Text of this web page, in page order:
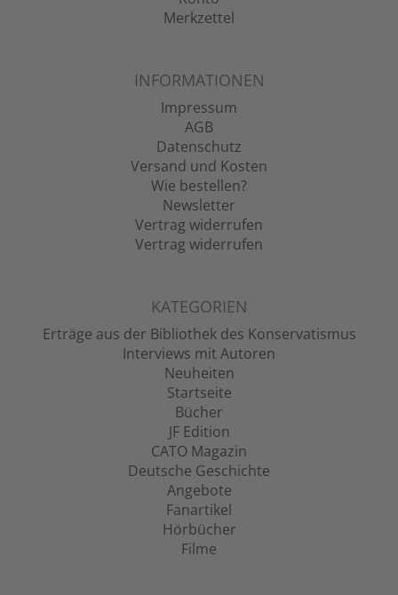
Merkzettel
INFORMATIONEN
Impressum
AGB
Datenschutz
Versand und Kosten
Wie bestellen?
Newsletter
Vertrag widerrufen
Vertrag widerrufen
KATEGORIEN
Erträge aus der Bibliothek des Konservatismus
Interviews mit Autoren
Neuheiten
Startseite
Bücher
JF Edition
CATO Magazin
Deutsche Geschichte
Angebote
Fanartikel
Hörbücher
Filme